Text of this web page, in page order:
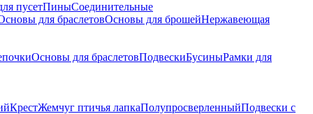
пусетПиныСоединительные
для браслетовОсновы для брошейНержавеющая
Основы для браслетовПодвескиБусиныРамки для
КрестЖемчуг птичья лапкаПолупросверленныйПодвески с